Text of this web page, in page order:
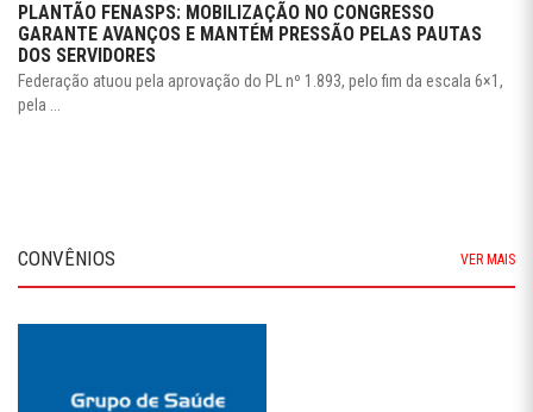
PLANTÃO FENASPS: MOBILIZAÇÃO NO CONGRESSO
GARANTE AVANÇOS E MANTÉM PRESSÃO PELAS PAUTAS
DOS SERVIDORES
Federação atuou pela aprovação do PL nº 1.893, pelo fim da escala 6×1,
pela ...
CONVÊNIOS VER MAIS